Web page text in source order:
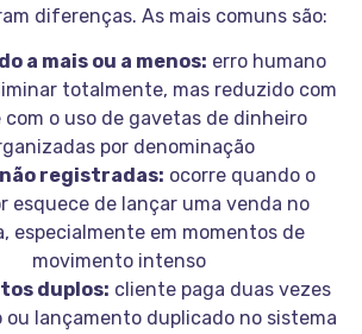
diferenças. As mais comuns são:
a mais ou a menos: erro humano
totalmente, mas reduzido com
com o uso de gavetas de dinheiro
por denominação
registradas: ocorre quando o
esquece de lançar uma venda no
especialmente em momentos de
movimento intenso
duplos: cliente paga duas vezes
ou lançamento duplicado no sistema